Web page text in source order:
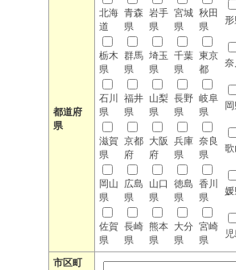
都道府
県
北海
道
青森
県
岩手
県
宮城
県
秋田
県
栃木
県
群馬
県
埼玉
県
千葉
県
東京
都
石川
県
福井
県
山梨
県
長野
県
岐阜
県
滋賀
県
京都
府
大阪
府
兵庫
県
奈良
県
岡山
県
広島
県
山口
県
徳島
県
香川
県
佐賀
県
長崎
県
熊本
県
大分
県
宮崎
県
市区町